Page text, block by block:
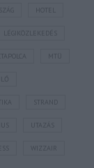
HOTEL
LÉGIKÖZLEKEDÉS
MTÜ
STRAND
UTAZÁS
WIZZAIR